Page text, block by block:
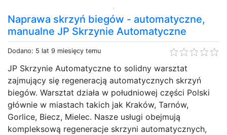
Naprawa skrzyń biegów - automatyczne,
manualne JP Skrzynie Automatyczne
Dodano: 5 lat 9 miesięcy temu
JP Skrzynie Automatyczne to solidny warsztat
zajmujący się regeneracją automatycznych skrzyń
biegów. Warsztat działa w południowej części Polski
głównie w miastach takich jak Kraków, Tarnów,
Gorlice, Biecz, Mielec. Nasze usługi obejmują
kompleksową regeneracje skrzyni automatycznych,